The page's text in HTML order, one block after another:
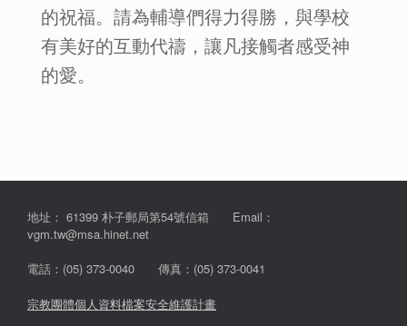
的祝福。請為輔導們得力得勝，與學校
有美好的互動代禱，讓凡接觸者感受神
的愛。
地址： 61399 朴子郵局第54號信箱 Email：
vgm.tw@msa.hinet.net
電話：(05) 373-0040 傳真：(05) 373-0041
宗教團體個人資料檔案安全維護計畫